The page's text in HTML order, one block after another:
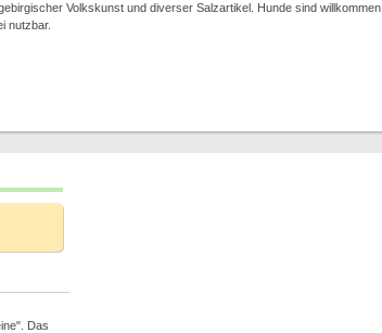
Volkskunst und diverser Salzartikel. Hunde sind willkommen.
nutzbar.
Das